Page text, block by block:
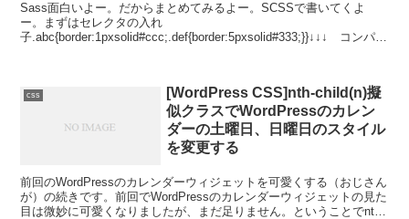
Sass面白いよー。だからまとめてみるよー。SCSSで書いてくよ
ー。まずはセレクタの入れ
子.abc{border:1pxsolid#ccc;.def{border:5pxsolid#333;}}↓↓↓ コンパイ
css
[WordPress CSS]nth-child(n)擬
似クラスでWordPressのカレン
ダーの土曜日、日曜日のスタイル
を変更する
前回のWordPressのカレンダーウィジェットを可愛くする（おじさん
が）の続きです。前回でWordPressのカレンダーウィジェットの見た
目は微妙に可愛くなりましたが、まだ足りません。ということでnth-